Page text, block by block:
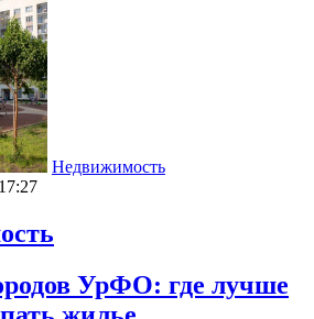
Недвижимость
УрФО: где лучше